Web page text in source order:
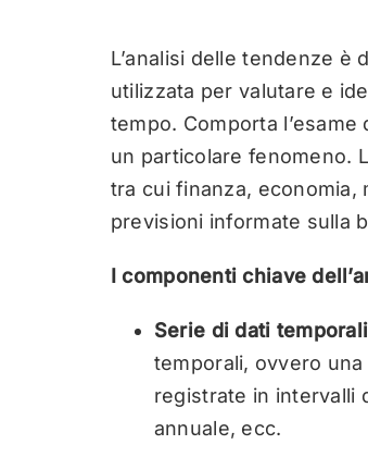
L’analisi delle tendenze è
utilizzata per valutare e
tempo. Comporta
un particolare fenomeno.
tra cui finanza, economia,
previsioni informate sulla
I componenti chiave
Serie di dati
temporali, ovvero
registrate in intervalli
annuale, ecc.